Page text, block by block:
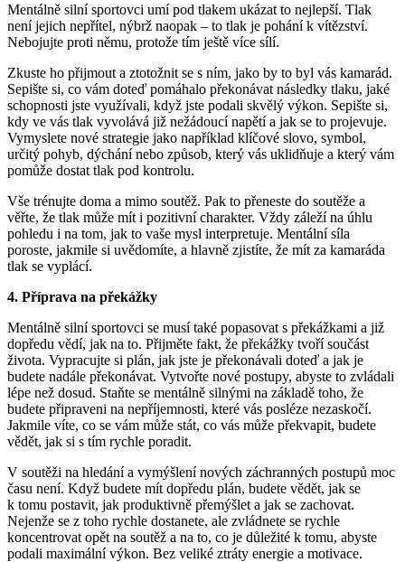
Mentálně silní sportovci umí pod tlakem ukázat to nejlepší. Tlak
není jejich nepřítel, nýbrž naopak – to tlak je pohání k vítězství.
Nebojujte proti němu, protože tím ještě více sílí.
Zkuste ho přijmout a ztotožnit se s ním, jako by to byl vás kamarád.
Sepište si, co vám doteď pomáhalo překonávat následky tlaku, jaké
schopnosti jste využívali, když jste podali skvělý výkon. Sepište si,
kdy ve vás tlak vyvolává již nežádoucí napětí a jak se to projevuje.
Vymyslete nové strategie jako například klíčové slovo, symbol,
určitý pohyb, dýchání nebo způsob, který vás uklidňuje a který vám
pomůže dostat tlak pod kontrolu.
Vše trénujte doma a mimo soutěž. Pak to přeneste do soutěže a
věřte, že tlak může mít i pozitivní charakter. Vždy záleží na úhlu
pohledu i na tom, jak to vaše mysl interpretuje. Mentální síla
poroste, jakmile si uvědomíte, a hlavně zjistíte, že mít za kamaráda
tlak se vyplácí.
4. Příprava na překážky
Mentálně silní sportovci se musí také popasovat s překážkami a již
dopředu vědí, jak na to. Přijměte fakt, že překážky tvoří součást
života. Vypracujte si plán, jak jste je překonávali doteď a jak je
budete nadále překonávat. Vytvořte nové postupy, abyste to zvládali
lépe než dosud. Staňte se mentálně silnými na základě toho, že
budete připraveni na nepříjemnosti, které vás posléze nezaskočí.
Jakmile víte, co se vám může stát, co vás může překvapit, budete
vědět, jak si s tím rychle poradit.
V soutěži na hledání a vymýšlení nových záchranných postupů moc
času není. Když budete mít dopředu plán, budete vědět, jak se
k tomu postavit, jak produktivně přemýšlet a jak se zachovat.
Nejenže se z toho rychle dostanete, ale zvládnete se rychle
koncentrovat opět na soutěž a na to, co je důležité k tomu, abyste
podali maximální výkon. Bez veliké ztráty energie a motivace.